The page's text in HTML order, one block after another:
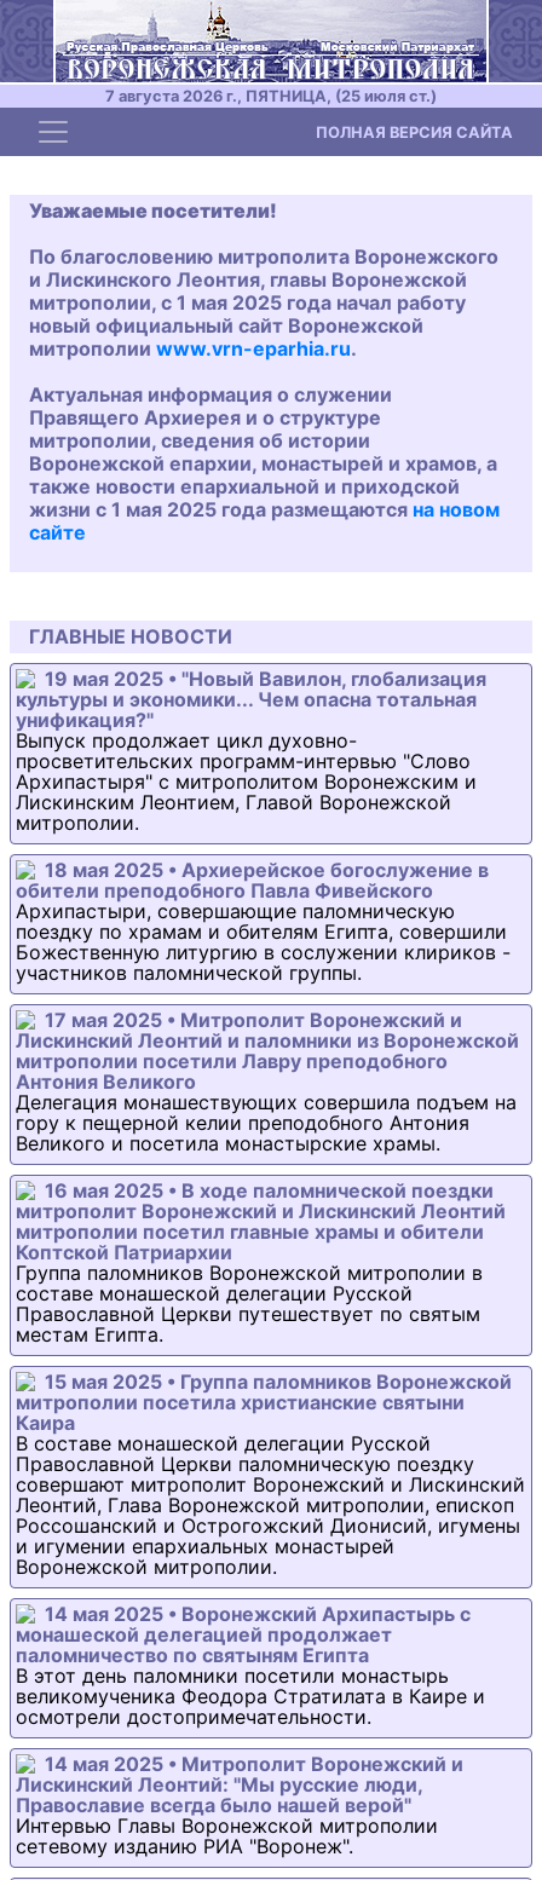
7 августа 2026 г., ПЯТНИЦА, (25 июля ст.)
Toggle navigation ПОЛНАЯ ВЕРСИЯ САЙТА
Уважаемые посетители!
По благословению митрополита Воронежского
и Лискинского Леонтия, главы Воронежской
митрополии, с 1 мая 2025 года начал работу
новый официальный сайт Воронежской
митрополии www.vrn-eparhia.ru.
Актуальная информация о служении
Правящего Архиерея и о структуре
митрополии, сведения об истории
Воронежской епархии, монастырей и храмов, а
также новости епархиальной и приходской
жизни с 1 мая 2025 года размещаются на новом
сайте
ГЛАВНЫЕ НОВОСТИ
19 мая 2025 • "Новый Вавилон, глобализация
культуры и экономики... Чем опасна тотальная
унификация?"
Выпуск продолжает цикл духовно-
просветительских программ-интервью "Слово
Архипастыря" с митрополитом Воронежским и
Лискинским Леонтием, Главой Воронежской
митрополии.
18 мая 2025 • Архиерейское богослужение в
обители преподобного Павла Фивейского
Архипастыри, совершающие паломническую
поездку по храмам и обителям Египта, совершили
Божественную литургию в сослужении клириков -
участников паломнической группы.
17 мая 2025 • Митрополит Воронежский и
Лискинский Леонтий и паломники из Воронежской
митрополии посетили Лавру преподобного
Антония Великого
Делегация монашествующих совершила подъем на
гору к пещерной келии преподобного Антония
Великого и посетила монастырские храмы.
16 мая 2025 • В ходе паломнической поездки
митрополит Воронежский и Лискинский Леонтий
митрополии посетил главные храмы и обители
Коптской Патриархии
Группа паломников Воронежской митрополии в
составе монашеской делегации Русской
Православной Церкви путешествует по святым
местам Египта.
15 мая 2025 • Группа паломников Воронежской
митрополии посетила христианские святыни
Каира
В составе монашеской делегации Русской
Православной Церкви паломническую поездку
совершают митрополит Воронежский и Лискинский
Леонтий, Глава Воронежской митрополии, епископ
Россошанский и Острогожский Дионисий, игумены
и игумении епархиальных монастырей
Воронежской митрополии.
14 мая 2025 • Воронежский Архипастырь с
монашеской делегацией продолжает
паломничество по святыням Египта
В этот день паломники посетили монастырь
великомученика Феодора Стратилата в Каире и
осмотрели достопримечательности.
14 мая 2025 • Митрополит Воронежский и
Лискинский Леонтий: "Мы русские люди,
Православие всегда было нашей верой"
Интервью Главы Воронежской митрополии
сетевому изданию РИА "Воронеж".